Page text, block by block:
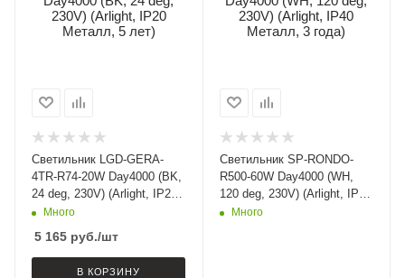
Светильник LGD-GERA-
4TR-R74-20W Day4000 (BK,
24 deg, 230V) (Arlight, IP20
Металл, 5 лет)
Много
5 165 руб./шт
В КОРЗИНУ
Светильник SP-RONDO-
R500-60W Day4000 (WH,
120 deg, 230V) (Arlight, IP40
Металл, 3 года)
Много